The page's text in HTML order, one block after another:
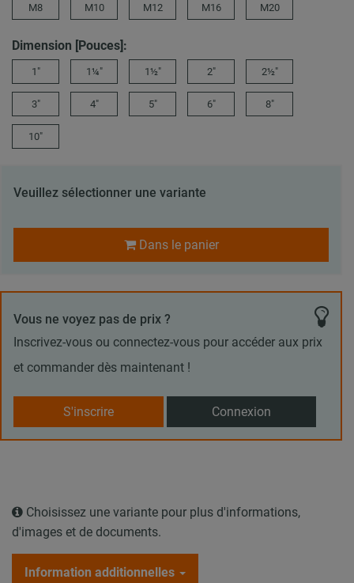
M8 M10 M12 M16 M20
Dimension [Pouces]:
1" 1¼" 1½" 2" 2½"
3" 4" 5" 6" 8"
10"
Veuillez sélectionner une variante
Dans le panier
Vous ne voyez pas de prix ?
Inscrivez-vous ou connectez-vous pour accéder aux prix
et commander dès maintenant !
S'inscrire Connexion
Choisissez une variante pour plus d'informations,
d'images et de documents.
Information additionnelles